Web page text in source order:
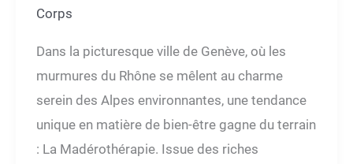
Corps
Dans la ‍picturesque ville de Genève, où les
murmures du Rhône se mêlent au charme
serein des Alpes environnantes, une tendance
unique en matière de bien-être gagne du terrain
: La Madérothérapie. Issue des riches